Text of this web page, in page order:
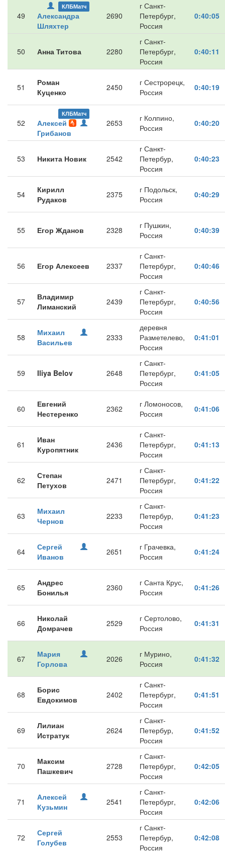
49
КЛБМатч
Александра
Шляхтер
2690
г Санкт-
Петербург,
Россия
0:40:05
50 Анна Титова 2280
г Санкт-
Петербург,
Россия
0:40:11
51
Роман
Куценко
2450
г Сестрорецк,
Россия
0:40:19
52
КЛБМатч
Алексей
Грибанов
2653
г Колпино,
Россия
0:40:20
53 Никита Новик 2542
г Санкт-
Петербур,
Россия
0:40:23
54
Кирилл
Рудаков
2375
г Подольск,
Россия
0:40:29
55 Егор Жданов 2328
г Пушкин,
Россия
0:40:39
56 Егор Алексеев 2337
г Санкт-
Петербург,
Россия
0:40:46
57
Владимир
Лиманский
2439
г Санкт-
Петербург,
Россия
0:40:56
58
Михаил
Васильев
2333
деревня
Разметелево,
Россия
0:41:01
59 Iliya Belov 2648
г Санкт-
Петербург,
Россия
0:41:05
60
Евгений
Нестеренко
2362
г Ломоносов,
Россия
0:41:06
61
Иван
Куропятник
2436
г Санкт-
Петербург,
Россия
0:41:13
62
Степан
Петухов
2471
г Санкт-
Петербург,
Россия
0:41:22
63
Михаил
Чернов
2233
г Санкт-
Петербур,
Россия
0:41:23
64
Сергей
Иванов
2651
г Грачевка,
Россия
0:41:24
65
Андрес
Бонилья
2360
г Санта Крус,
Россия
0:41:26
66
Николай
Домрачев
2529
г Сертолово,
Россия
0:41:31
67
Мария
Горлова
2026
г Мурино,
Россия
0:41:32
68
Борис
Евдокимов
2402
г Санкт-
Петербург,
Россия
0:41:51
69
Лилиан
Истратук
2624
г Санкт-
Петербур,
Россия
0:41:52
70
Максим
Пашкевич
2728
г Санкт-
Петербург,
Россия
0:42:05
71
Алексей
Кузьмин
2541
г Санкт-
Петербург,
Россия
0:42:06
72
Сергей
Голубев
2553
г Санкт-
Петербур,
Россия
0:42:08